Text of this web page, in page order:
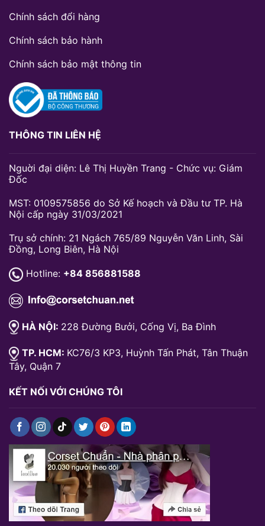
Chính sách đổi hàng
Chính sách bảo hành
Chính sách bảo mật thông tin
THÔNG TIN LIÊN HỆ
Nguời đại diện: Lê Thị Huyền Trang - Chức vụ: Giám
Đốc
MST: 0109575856 do Sở Kế hoạch và Đầu tư TP. Hà
Nội cấp ngày 31/03/2021
Trụ sở chính: 21 Ngách 765/89 Nguyễn Văn Linh, Sài
Đồng, Long Biên, Hà Nội
Hotline: +84 856881588
HÀ NỘI: 228 Đường Bưởi, Cống Vị, Ba Đình
TP. HCM: KC76/3 KP3, Huỳnh Tấn Phát, Tân Thuận
Tây, Quận 7
KẾT NỐI VỚI CHÚNG TÔI